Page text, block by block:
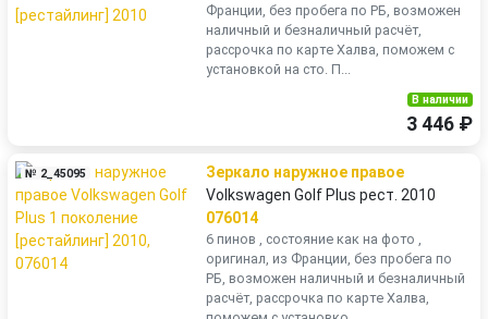
Франции, без пробега по РБ, возможен
наличный и безналичный расчёт,
рассрочка по карте Халва, поможем с
установкой на сто. П...
В наличии
3 446 ₽
№ 2_45095
Зеркало наружное правое
Volkswagen Golf Plus рест. 2010
076014
6 пинов , состояние как на фото ,
оригинал, из Франции, без пробега по
РБ, возможен наличный и безналичный
расчёт, рассрочка по карте Халва,